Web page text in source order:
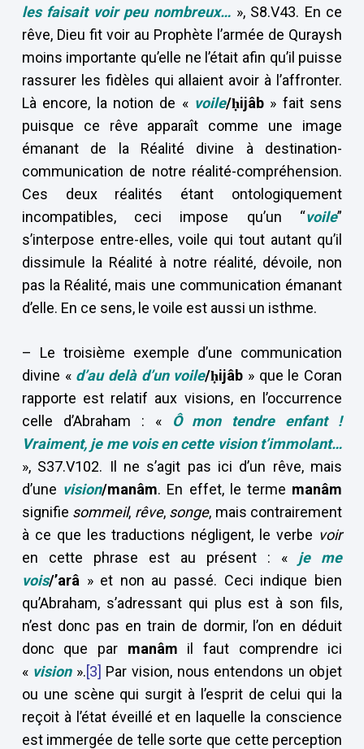
les faisait voir peu nombreux… », S8.V43. En ce
rêve, Dieu fit voir au Prophète l’armée de Quraysh
moins importante qu’elle ne l’était afin qu’il puisse
rassurer les fidèles qui allaient avoir à l’affronter.
Là encore, la notion de « voile/ḥijâb » fait sens
puisque ce rêve apparaît comme une image
émanant de la Réalité divine à destination-
communication de notre réalité-compréhension.
Ces deux réalités étant ontologiquement
incompatibles, ceci impose qu’un “voile”
s’interpose entre-elles, voile qui tout autant qu’il
dissimule la Réalité à notre réalité, dévoile, non
pas la Réalité, mais une communication émanant
d’elle. En ce sens, le voile est aussi un isthme.
– Le troisième exemple d’une communication
divine « d’au delà d’un voile/ḥijâb » que le Coran
rapporte est relatif aux visions, en l’occurrence
celle d’Abraham : «
Ô mon tendre enfant !
Vraiment, je me vois en cette vision t’immolant…
», S37.V102. Il ne s’agit pas ici d’un rêve, mais
d’une vision/manâm. En effet, le terme manâm
signifie sommeil, rêve, songe, mais contrairement
à ce que les traductions négligent, le verbe voir
en cette phrase est au présent : « je me
vois/’arâ » et non au passé. Ceci indique bien
qu’Abraham, s’adressant qui plus est à son fils,
n’est donc pas en train de dormir, l’on en déduit
donc que par manâm il faut comprendre ici
« vision».[3] Par vision, nous entendons un objet
ou une scène qui surgit à l’esprit de celui qui la
reçoit à l’état éveillé et en laquelle la conscience
est immergée de telle sorte que cette perception